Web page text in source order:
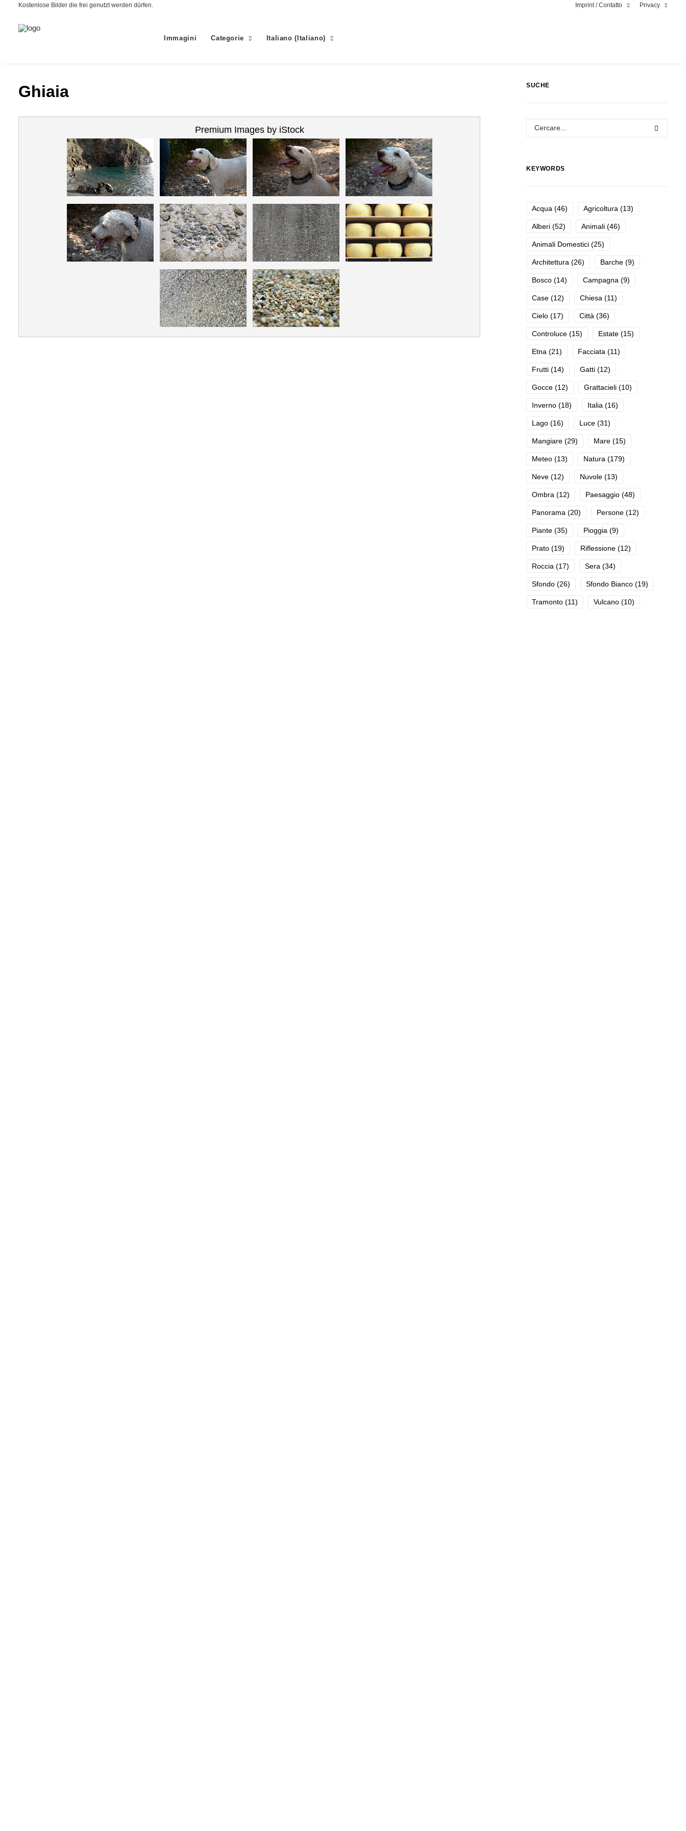
Kostenlose Bilder die frei genutzt werden dürfen. Imprint / Contatto Privacy
Immagini Categorie Italiano (Italiano)
Ghiaia
Premium Images by iStock
SUCHE
KEYWORDS
Acqua (46) Agricoltura (13)
Alberi (52) Animali (46)
Animali Domestici (25)
Architettura (26) Barche (9)
Bosco (14) Campagna (9)
Case (12) Chiesa (11)
Cielo (17) Città (36)
Controluce (15) Estate (15)
Etna (21) Facciata (11)
Frutti (14) Gatti (12)
Gocce (12) Grattacieli (10)
Inverno (18) Italia (16)
Lago (16) Luce (31)
Mangiare (29) Mare (15)
Meteo (13) Natura (179)
Neve (12) Nuvole (13)
Ombra (12) Paesaggio (48)
Panorama (20) Persone (12)
Piante (35) Pioggia (9)
Prato (19) Riflessione (12)
Roccia (17) Sera (34)
Sfondo (26) Sfondo Bianco (19)
Tramonto (11) Vulcano (10)